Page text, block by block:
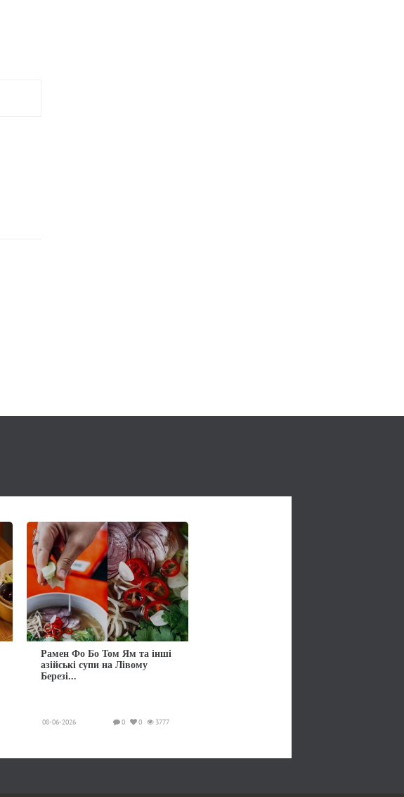
Рамен Фо Бо Том Ям та інші
азійські супи на Лівому
Березі...
08-06-2026 3777
0
0